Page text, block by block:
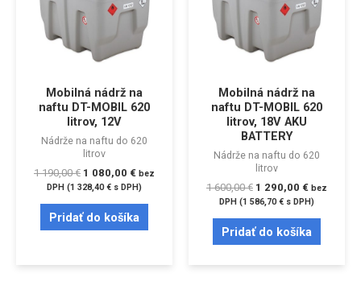
Mobilná nádrž na
naftu DT-MOBIL 620
litrov, 12V
Nádrže na naftu do 620
litrov
1 190,00€ 1 080,00 € bez
DPH (1 328,40€ s DPH)
Pridať do košíka
Mobilná nádrž na
naftu DT-MOBIL 620
litrov, 18V AKU
BATTERY
Nádrže na naftu do 620
litrov
1 600,00€ 1 290,00 € bez
DPH (1 586,70€ s DPH)
Pridať do košíka